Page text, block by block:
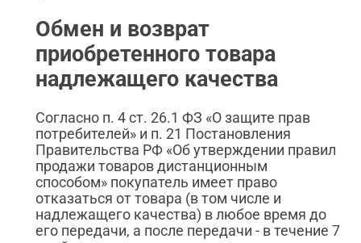
Обмен и возврат
приобретенного товара
надлежащего качества
Согласно п. 4 ст. 26.1 ФЗ «О защите прав
потребителей» и п. 21 Постановления
Правительства РФ «Об утверждении правил
продажи товаров дистанционным
способом» покупатель имеет право
отказаться от товара (в том числе и
надлежащего качества) в любое время до
его передачи, а после передачи - в течение 7